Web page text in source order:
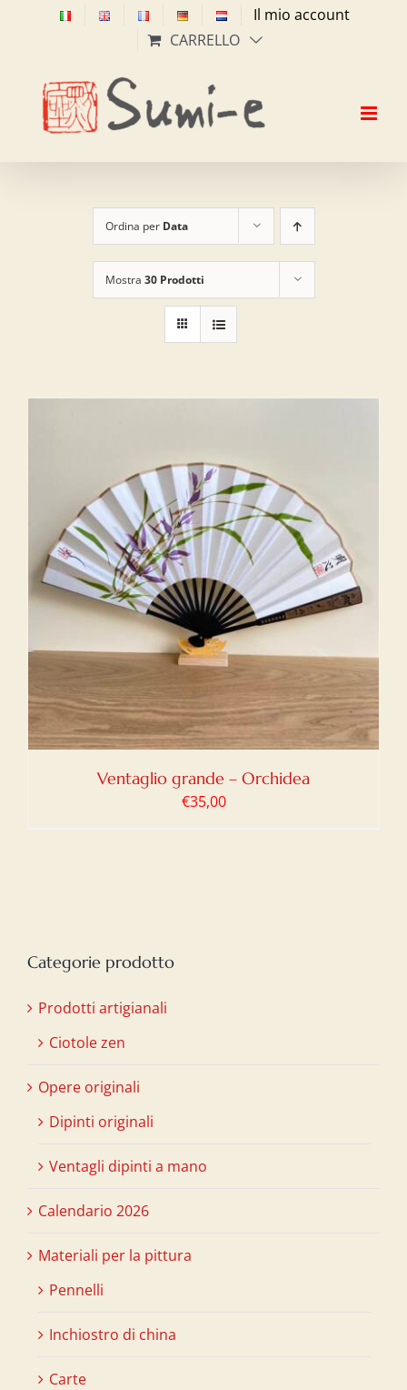
Il mio account
CARRELLO
Ordina per Data
Mostra 30 Prodotti
Ventaglio grande – Orchidea
€35,00
Categorie prodotto
Prodotti artigianali
Ciotole zen
Opere originali
Dipinti originali
Ventagli dipinti a mano
Calendario 2026
Materiali per la pittura
Pennelli
Inchiostro di china
Carte